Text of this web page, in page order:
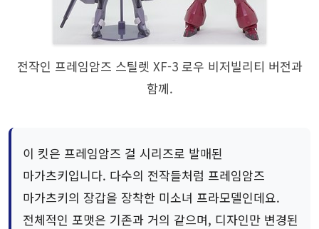
전작인 프레임암즈 스틸렛 XF-3 로우 비저빌리티 버전과
함께.
이 킷은 프레임암즈 걸 시리즈로 발매된
마가츠키입니다. 다수의 전작들처럼 프레임암즈
마가츠키의 장갑을 장착한 미소녀 프라모델인데요.
전체적인 포맷은 기존과 거의 같으며, 디자인만 변경된